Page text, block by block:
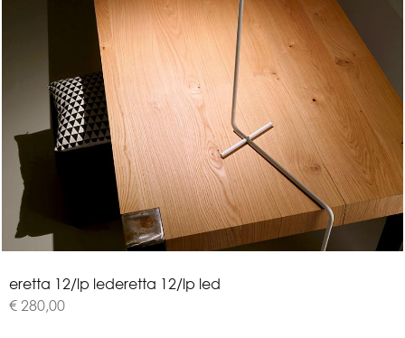
eretta 12/lp lederetta 12/lp led
€ 280,00